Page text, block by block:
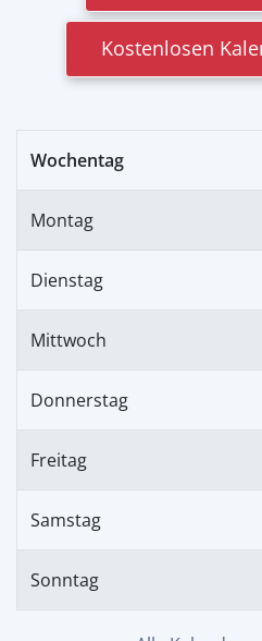
Kostenlosen
Wochentag
Montag
Dienstag
Mittwoch
Donnerstag
Freitag
Samstag
Sonntag